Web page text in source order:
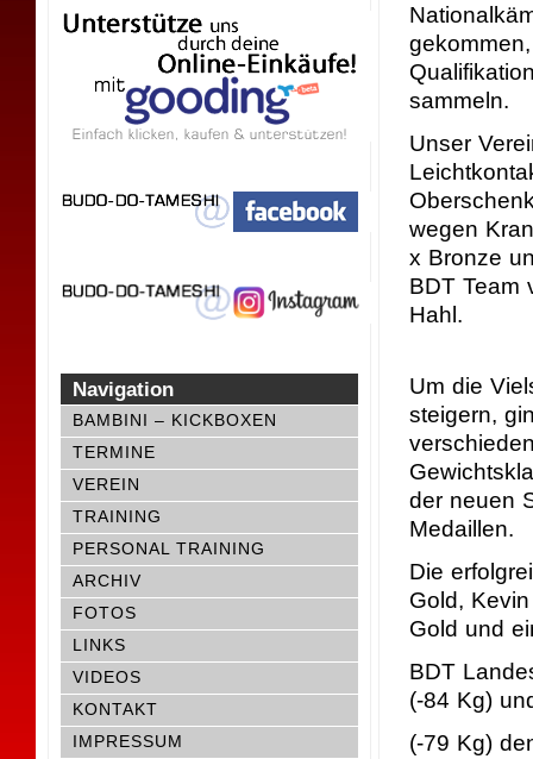
Navigation
BAMBINI – KICKBOXEN
TERMINE
VEREIN
TRAINING
PERSONAL TRAINING
ARCHIV
FOTOS
LINKS
VIDEOS
KONTAKT
IMPRESSUM
sammeln.
Unser
wegen
x Bronze
BDT Team
Hahl.
Um die
steigern,
der neuen
Medaillen.
Die
Gold,
Gold und
BDT
(-84 Kg)
(-79 Kg)